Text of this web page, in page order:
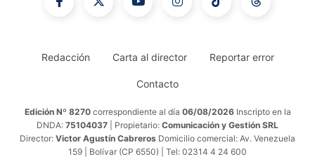
Redacción Carta al director Reportar error
Contacto
Edición Nº 8270 correspondiente al día 06/08/2026 Inscripto en la
DNDA: 75104037 | Propietario: Comunicación y Gestión SRL
Director: Victor Agustín Cabreros Domicilio comercial: Av. Venezuela
159 | Bolívar (CP 6550) | Tel: 02314 4 24 600